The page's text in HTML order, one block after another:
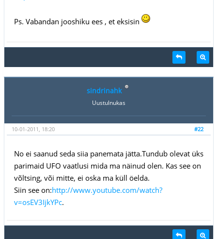
Ps. Vabandan jooshiku ees , et eksisin
sindrinahk
Uustulnukas
#22
10-01-2011, 18:20
No ei saanud seda siia panemata jätta.Tundub olevat üks
parimaid UFO vaatlusi mida ma näinud olen. Kas see on
võltsing, või mitte, ei oska ma küll öelda.
Siin see on:http://www.youtube.com/watch?
v=osEV3IjkYPc.